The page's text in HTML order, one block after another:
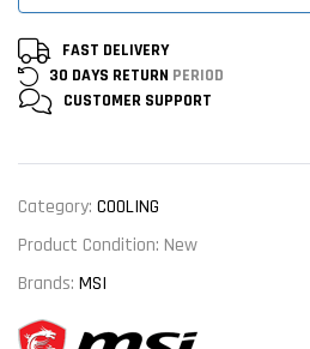
FAST DELIVERY
30 DAYS RETURN PERIOD
CUSTOMER SUPPORT
Category: COOLING
Product Condition: New
Brands: MSI